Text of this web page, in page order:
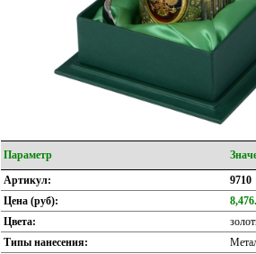
Параметр
Артикул:
9710
Цена (руб):
Цвета:
Типы нанесения: